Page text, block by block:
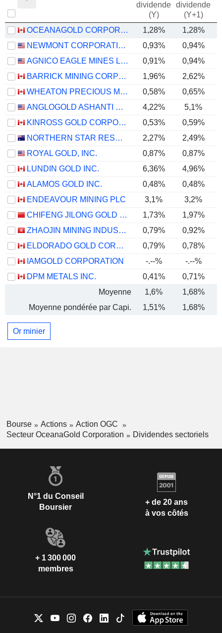
dividende
(Y)
dividende
(Y+1)
OCEANAGOLD CORPORATION 1,28%
1,28%
NEWMONT CORPORATION
0,93% 0,94%
AGNICO EAGLE MINES LIMITED
0,91% 0,94%
BARRICK MINING CORPORATION
1,96% 2,62%
WHEATON PRECIOUS METALS CORP.
0,58% 0,65%
ANGLOGOLD ASHANTI PLC
4,22% 5,1%
KINROSS GOLD CORPORATION
0,53%
0,59%
NORTHERN STAR RESOURCES LIMITED
2,27% 2,49%
ROYAL GOLD, INC.
0,87% 0,87%
LUNDIN GOLD INC.
6,36% 4,96%
ALAMOS GOLD INC.
0,48% 0,48%
ENDEAVOUR MINING PLC
3,1%
3,2%
CHIFENG JILONG GOLD MINING GROUP LIMITED
1,73% 1,97%
ZHAOJIN MINING INDUSTRY COMPANY LIMITED
0,79%
0,92%
ELDORADO GOLD CORPORATION
0,79% 0,78%
IAMGOLD CORPORATION
-.--%
-.--%
DPM METALS INC.
0,41%
0,71%
Moyenne
1,6% 1,68%
Moyenne pondérée par Capi.
1,51% 1,68%
Or minier
Bourse Actions
Action OGC
Secteur OceanaGold Corporation
Dividendes sectoriels
N°1 du Conseil
Boursier
+ de 20 ans
à vos côtés
+ 1 300 000
membres